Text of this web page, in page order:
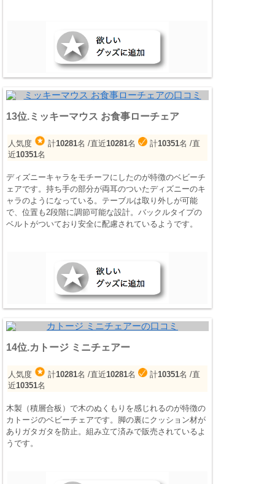
13位.ミッキーマウス お食事ローチェア
人気度 計10281名 /直近10281名 計10351名 /直
近10351名
ディズニーキャラをモチーフにしたのが特徴のベビーチ
ェアです。持ち手の部分が両耳のついたディズニーのキ
ャラのようになっている。テーブルは取り外しが可能
で、位置も2段階に調節可能な設計。バックルタイプの
ベルトがついており安全に配慮されているようです。
14位.カトージ ミニチェアー
人気度 計10281名 /直近10281名 計10351名 /直
近10351名
木製（積層合板）で木のぬくもりを感じれるのが特徴の
カトージのベビーチェアです。脚の裏にクッション材が
ありガタガタを防止。組み立て済みで販売されているよ
うです。